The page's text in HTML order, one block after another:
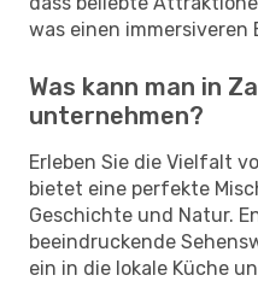
was einen immersiveren
Was kann man in
unternehmen?
Erleben Sie die Vielfalt
bietet eine perfekte
Geschichte und Natur.
beeindruckende
ein in die lokale Küche